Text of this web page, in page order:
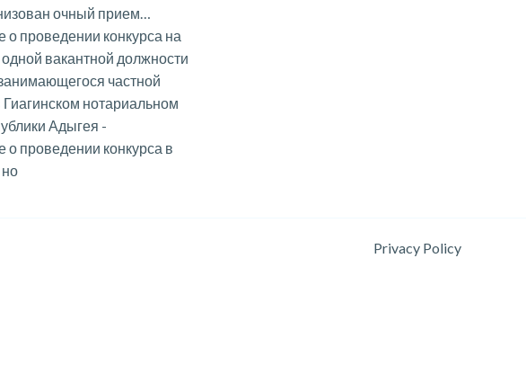
очный прием…
о проведении конкурса на
вакантной должности
частной
Гиагинском нотариальном
Адыгея -
о проведении конкурса в
Privacy Policy